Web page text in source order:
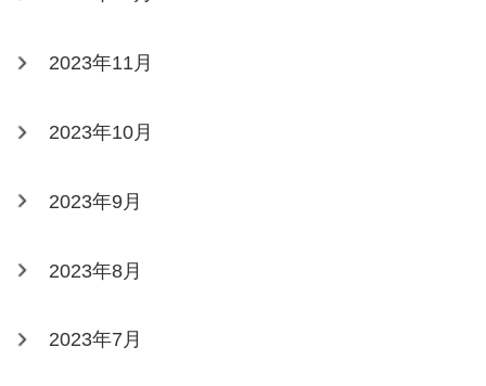
2023年11月
2023年10月
2023年9月
2023年8月
2023年7月